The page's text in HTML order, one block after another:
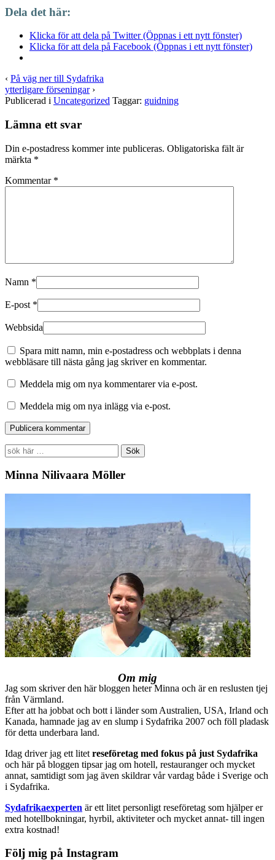
Dela det här:
Klicka för att dela på Twitter (Öppnas i ett nytt fönster)
Klicka för att dela på Facebook (Öppnas i ett nytt fönster)
‹ På väg ner till Sydafrika
ytterligare förseningar›
Publicerad i Uncategorized Taggar: guidning
Lämna ett svar
Din e-postadress kommer inte publiceras. Obligatoriska fält är
märkta *
Kommentar *
Namn *
E-post *
Webbsida
Spara mitt namn, min e-postadress och webbplats i denna
webbläsare till nästa gång jag skriver en kommentar.
Meddela mig om nya kommentarer via e-post.
Meddela mig om nya inlägg via e-post.
Search
for:
Minna Nilivaara Möller
Om mig
Jag som skriver den här bloggen heter Minna och är en reslusten tjej
från Värmland.
Efter att ha jobbat och bott i länder som Australien, USA, Irland och
Kanada, hamnade jag av en slump i Sydafrika 2007 och föll pladask
för detta underbara land.
Idag driver jag ett litet reseföretag med fokus på just Sydafrika
och här på bloggen tipsar jag om hotell, restauranger och mycket
annat, samtidigt som jag även skildrar vår vardag både i Sverige och
i Sydafrika.
Sydafrikaexperten är ett litet personligt reseföretag som hjälper er
med hotellbokningar, hyrbil, aktiviteter och mycket annat- till ingen
extra kostnad!
Följ mig på Instagram